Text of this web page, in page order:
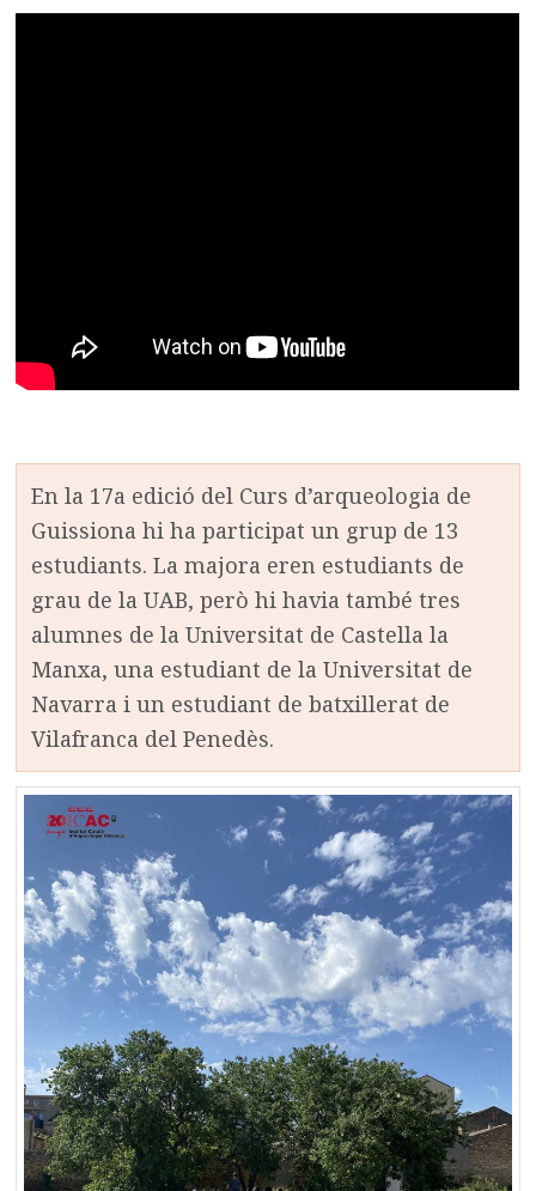
En la 17a edició del Curs d’arqueologia de
Guissiona hi ha participat un grup de 13
estudiants. La majora eren estudiants de
grau de la UAB, però hi havia també tres
alumnes de la Universitat de Castella la
Manxa, una estudiant de la Universitat de
Navarra i un estudiant de batxillerat de
Vilafranca del Penedès.